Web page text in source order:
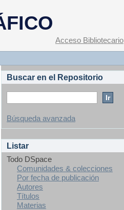
Acceso Bibliotecario
Buscar en el Repositorio
Búsqueda avanzada
Listar
Todo DSpace
Comunidades & colecciones
Por fecha de publicación
Autores
Títulos
Materias